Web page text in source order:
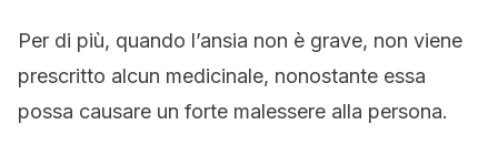
Per di più, quando l’ansia non è grave, non viene
prescritto alcun medicinale, nonostante essa
possa causare un forte malessere alla persona.